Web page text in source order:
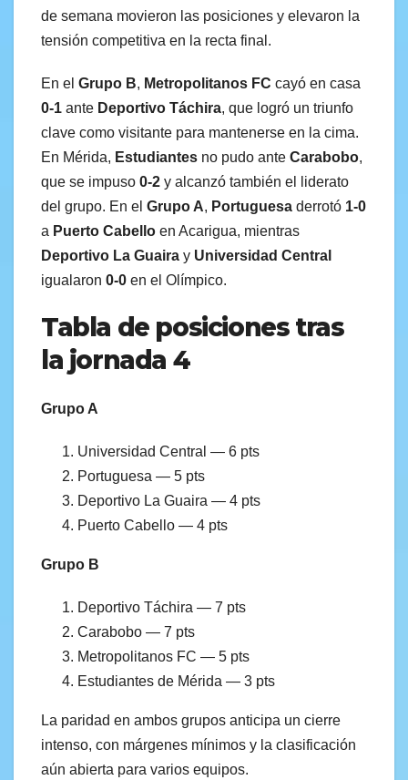
de semana movieron las posiciones y elevaron la
tensión competitiva en la recta final.
En el Grupo B, Metropolitanos FC cayó en casa
0-1 ante Deportivo Táchira, que logró un triunfo
clave como visitante para mantenerse en la cima.
En Mérida, Estudiantes no pudo ante Carabobo,
que se impuso 0-2 y alcanzó también el liderato
del grupo. En el Grupo A, Portuguesa derrotó 1-0
a Puerto Cabello en Acarigua, mientras
Deportivo La Guaira y Universidad Central
igualaron 0-0 en el Olímpico.
Tabla de posiciones tras
la jornada 4
Grupo A
Universidad Central — 6 pts
Portuguesa — 5 pts
Deportivo La Guaira — 4 pts
Puerto Cabello — 4 pts
Grupo B
Deportivo Táchira — 7 pts
Carabobo — 7 pts
Metropolitanos FC — 5 pts
Estudiantes de Mérida — 3 pts
La paridad en ambos grupos anticipa un cierre
intenso, con márgenes mínimos y la clasificación
aún abierta para varios equipos.